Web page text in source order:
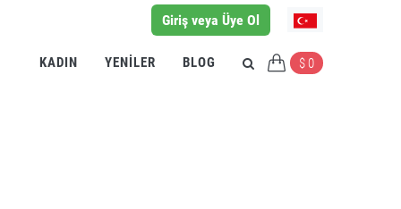
Giriş veya Üye Ol
KADIN YENILER BLOG $ 0